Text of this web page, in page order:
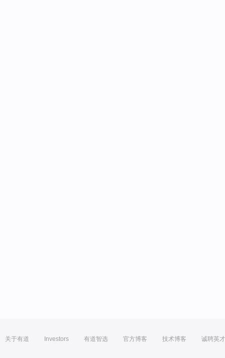
关于有道 Investors 有道智选 官方博客 技术博客 诚聘英才